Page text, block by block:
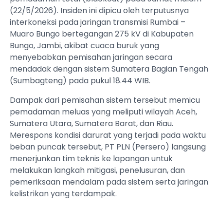
(22/5/2026). Insiden ini dipicu oleh terputusnya
interkoneksi pada jaringan transmisi Rumbai –
Muaro Bungo bertegangan 275 kV di Kabupaten
Bungo, Jambi, akibat cuaca buruk yang
menyebabkan pemisahan jaringan secara
mendadak dengan sistem Sumatera Bagian Tengah
(Sumbagteng) pada pukul 18.44 WIB.
Dampak dari pemisahan sistem tersebut memicu
pemadaman meluas yang meliputi wilayah Aceh,
Sumatera Utara, Sumatera Barat, dan Riau.
Merespons kondisi darurat yang terjadi pada waktu
beban puncak tersebut, PT PLN (Persero) langsung
menerjunkan tim teknis ke lapangan untuk
melakukan langkah mitigasi, penelusuran, dan
pemeriksaan mendalam pada sistem serta jaringan
kelistrikan yang terdampak.